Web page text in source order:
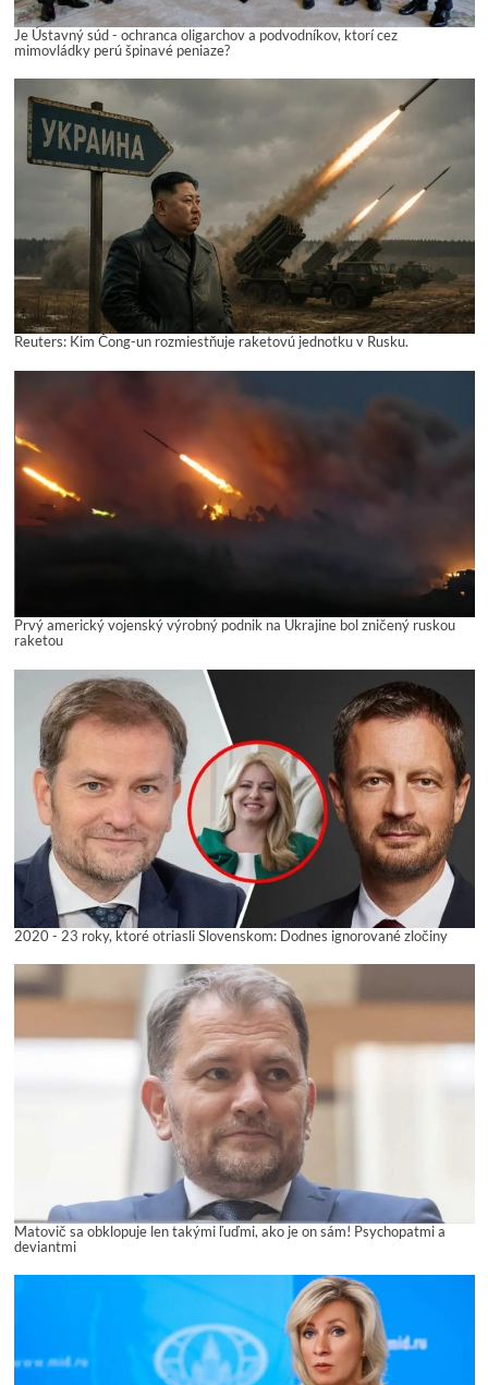
Je Ústavný súd - ochranca oligarchov a podvodníkov, ktorí cez
mimovládky perú špinavé peniaze?
Reuters: Kim Čong-un rozmiestňuje raketovú jednotku v Rusku.
Prvý americký vojenský výrobný podnik na Ukrajine bol zničený ruskou
raketou
2020 - 23 roky, ktoré otriasli Slovenskom: Dodnes ignorované zločiny
Matovič sa obklopuje len takými ľuďmi, ako je on sám! Psychopatmi a
deviantmi